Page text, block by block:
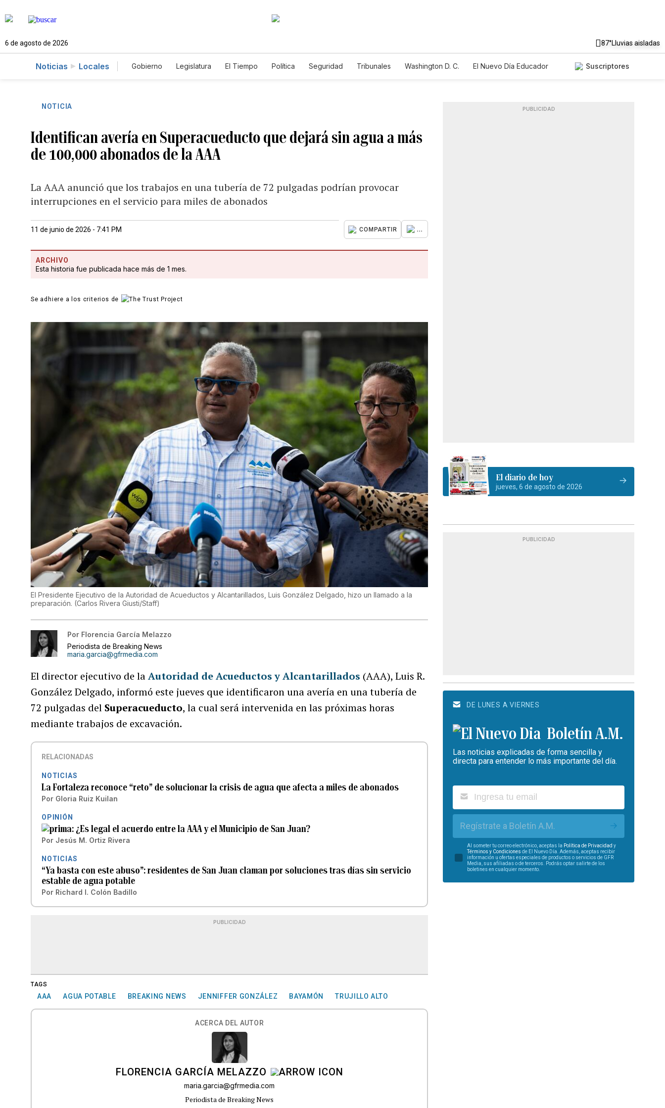
6 de agosto de 2026 87°Lluvias aisladas
Noticias Locales Gobierno Legislatura El Tiempo Política Seguridad Tribunales Washington D. C.
El Nuevo Día Educador
Suscriptores
NOTICIA
Identifican avería en Superacueducto que dejará sin agua a más
de 100,000 abonados de la AAA
La AAA anunció que los trabajos en una tubería de 72 pulgadas podrían provocar
interrupciones en el servicio para miles de abonados
11 de junio de 2026 - 7:41 PM COMPARTIR ...
ARCHIVO
Esta historia fue publicada hace más de 1 mes.
Se adhiere a los criterios de
El Presidente Ejecutivo de la Autoridad de Acueductos y Alcantarillados, Luis González Delgado, hizo un llamado a la
preparación. (Carlos Rivera Giusti/Staff)
Por Florencia García Melazzo
Periodista de Breaking News
maria.garcia@gfrmedia.com
El director ejecutivo de laAutoridad de Acueductos y Alcantarillados (AAA), Luis R.
González Delgado, informó este jueves que identificaron una avería en una tubería de
72 pulgadas del Superacueducto, la cual será intervenida en las próximas horas
mediante trabajos de excavación.
RELACIONADAS
NOTICIAS
La Fortaleza reconoce “reto” de solucionar la crisis de agua que afecta a miles de abonados
Por Gloria Ruiz Kuilan
OPINIÓN
¿Es legal el acuerdo entre la AAA y el Municipio de San Juan?
Por Jesús M. Ortiz Rivera
NOTICIAS
“Ya basta con este abuso”: residentes de San Juan claman por soluciones tras días sin servicio
estable de agua potable
Por Richard I. Colón Badillo
PUBLICIDAD
TAGS
AAA AGUA POTABLE BREAKING NEWS JENNIFFER GONZÁLEZ BAYAMÓN TRUJILLO ALTO
ACERCA DEL AUTOR
FLORENCIA GARCÍA MELAZZO
maria.garcia@gfrmedia.com
Periodista de Breaking News
PUBLICIDAD
El diario de hoy
jueves, 6 de agosto de 2026
PUBLICIDAD
DE LUNES A VIERNES
Boletín A.M.
Las noticias explicadas de forma sencilla y
directa para entender lo más importante del día.
Regístrate a Boletín A.M.
Al someter tu correo electrónico, aceptas la Política de Privacidad y
Términos y Condiciones de El Nuevo Día. Además, aceptas recibir
información u ofertas especiales de productos o servicios de GFR
Media, sus afiliadas o de terceros. Podrás optar salirte de los
boletines en cualquier momento.